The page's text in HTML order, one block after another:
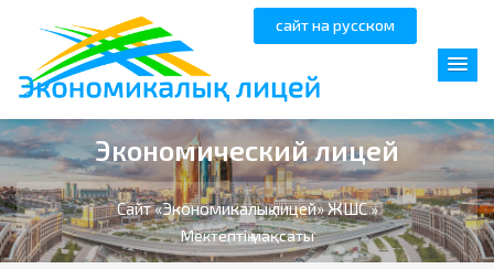
сайт на русском
Экономический лицей
Сайт «Экономикалық лицей» ЖШС»
Мектептің мақсаты